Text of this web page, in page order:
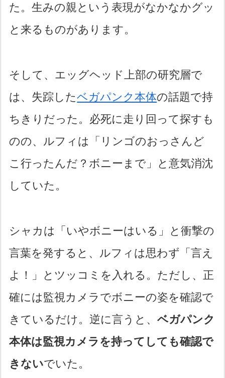
た。生みの親という表現がなかなかグッ
と来るものがあります。
そして、エッグヘッド上部の研究層で
は、失踪したベガパンク本体の話題で持
ちきりだった。必死に走り回って探すも
のの、ルフィは「リンゴのおっさんど
こ行ったんだ？ボニーまで」と意気消沈
していた。
シャカは「いやボニーはいる」と衝撃の
言葉を発すると、ルフィは思わず「言え
よ！」とツッコミを入れる。ただし、正
確には監視カメラでボニーの姿を確認で
きているだけ。逆に言うと、ベガパンク
本体は監視カメラを持ってしても確認で
きないでいた。